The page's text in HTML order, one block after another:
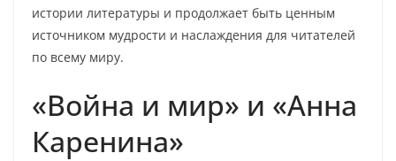
истории литературы и продолжает быть ценным
источником мудрости и наслаждения для читателей
по всему миру.
«Война и мир» и «Анна
Каренина»